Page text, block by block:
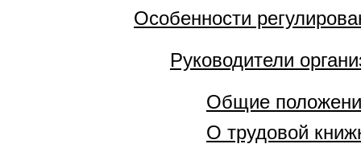
Особенности
Руководители
Общие
О трудовой